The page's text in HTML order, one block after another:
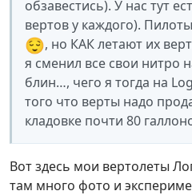
обзавестись). У нас тут
вертов у каждого).
😌, но КАК летают их
я сменил все свои нитро
блин…, чего я тогда на
того что верты надо
кладовке почти 80
Вот здесь мои вертолеты
там много фото и